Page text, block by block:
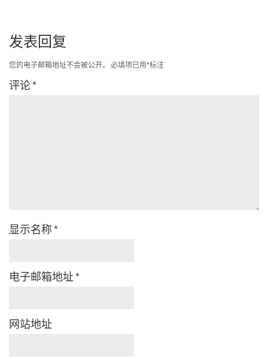
发表回复
您的电子邮箱地址不会被公开。 必填项已用*标注
评论*
显示名称 *
电子邮箱地址 *
网站地址